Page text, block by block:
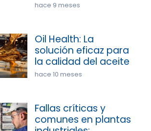
hace 9 meses
Oil Health: La
solución eficaz para
la calidad del aceite
hace 10 meses
Fallas críticas y
comunes en plantas